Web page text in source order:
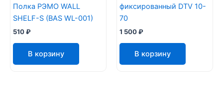
Полка РЭМО WALL
SHELF-S (BAS WL-001)
510₽
В корзину
фиксированный DTV 10-
70
1 500₽
В корзину